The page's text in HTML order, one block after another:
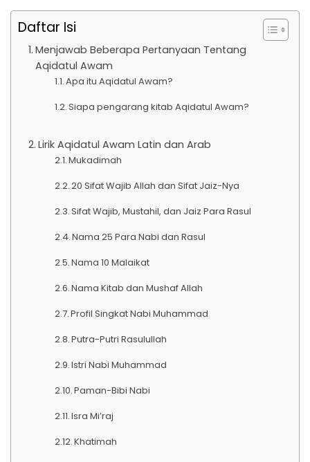
Daftar Isi
Menjawab Beberapa Pertanyaan Tentang
Aqidatul Awam
Apa itu Aqidatul Awam?
Siapa pengarang kitab Aqidatul Awam?
Lirik Aqidatul Awam Latin dan Arab
Mukadimah
20 Sifat Wajib Allah dan Sifat Jaiz-Nya
Sifat Wajib, Mustahil, dan Jaiz Para Rasul
Nama 25 Para Nabi dan Rasul
Nama 10 Malaikat
Nama Kitab dan Mushaf Allah
Profil Singkat Nabi Muhammad
Putra-Putri Rasulullah
Istri Nabi Muhammad
Paman-Bibi Nabi
Isra Mi’raj
Khatimah